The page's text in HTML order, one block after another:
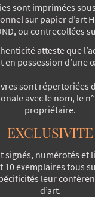
sont imprimées
sur papier d’art
ou contrecollées
atteste que
en possession d’une
sont répertoriées
avec le nom, le
propriétaire.
EXCLUSIVITE
signés, numérotés et
10 exemplaires tous
leur
d’art.